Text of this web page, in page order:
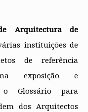
Habitar Portugal
Glossário de
de
Arquitectura de
instituições de
de referência
exposição e
o Glossário para
dos Arquitectos